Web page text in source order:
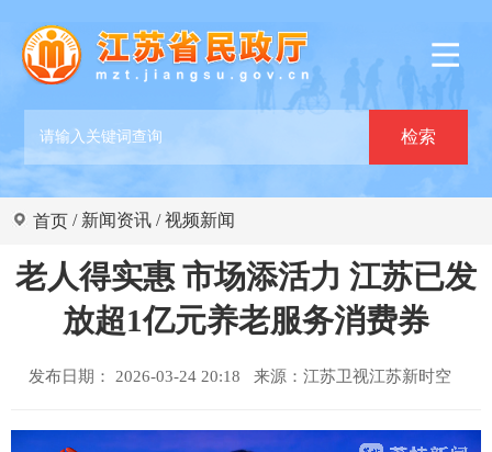
首页 / 新闻资讯 /视频新闻
老人得实惠 市场添活力 江苏已发
放超1亿元养老服务消费券
发布日期： 2026-03-24 20:18 来源： 江苏卫视江苏新时空